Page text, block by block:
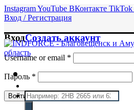
InstagramYouTube ВКонтакте TikTok
Вход / Регистрация
ВходСоздать аккаунт
Username or email *
Пароль *
ВойтиПоиск
товаров